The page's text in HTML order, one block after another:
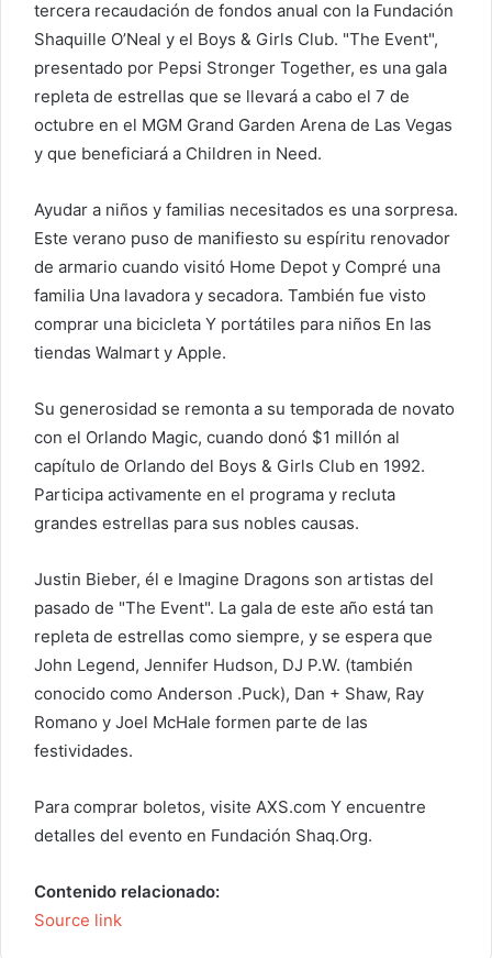
tercera recaudación de fondos anual con la Fundación
Shaquille O’Neal y el Boys & Girls Club. "The Event",
presentado por Pepsi Stronger Together, es una gala
repleta de estrellas que se llevará a cabo el 7 de
octubre en el MGM Grand Garden Arena de Las Vegas
y que beneficiará a Children in Need.
Ayudar a niños y familias necesitados es una sorpresa.
Este verano puso de manifiesto su espíritu renovador
de armario cuando visitó Home Depot y Compré una
familia Una lavadora y secadora. También fue visto
comprar una bicicleta Y portátiles para niños En las
tiendas Walmart y Apple.
Su generosidad se remonta a su temporada de novato
con el Orlando Magic, cuando donó $1 millón al
capítulo de Orlando del Boys & Girls Club en 1992.
Participa activamente en el programa y recluta
grandes estrellas para sus nobles causas.
Justin Bieber, él e Imagine Dragons son artistas del
pasado de "The Event". La gala de este año está tan
repleta de estrellas como siempre, y se espera que
John Legend, Jennifer Hudson, DJ P.W. (también
conocido como Anderson .Puck), Dan + Shaw, Ray
Romano y Joel McHale formen parte de las
festividades.
Para comprar boletos, visite AXS.com Y encuentre
detalles del evento en Fundación Shaq.Org.
Contenido relacionado:
Source link